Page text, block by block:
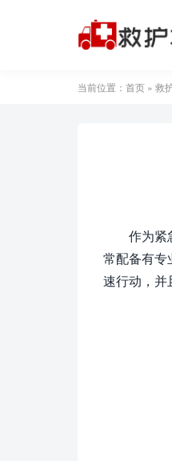
当前位置： 首页 » 救
作为紧
常配备有专
速行动，并